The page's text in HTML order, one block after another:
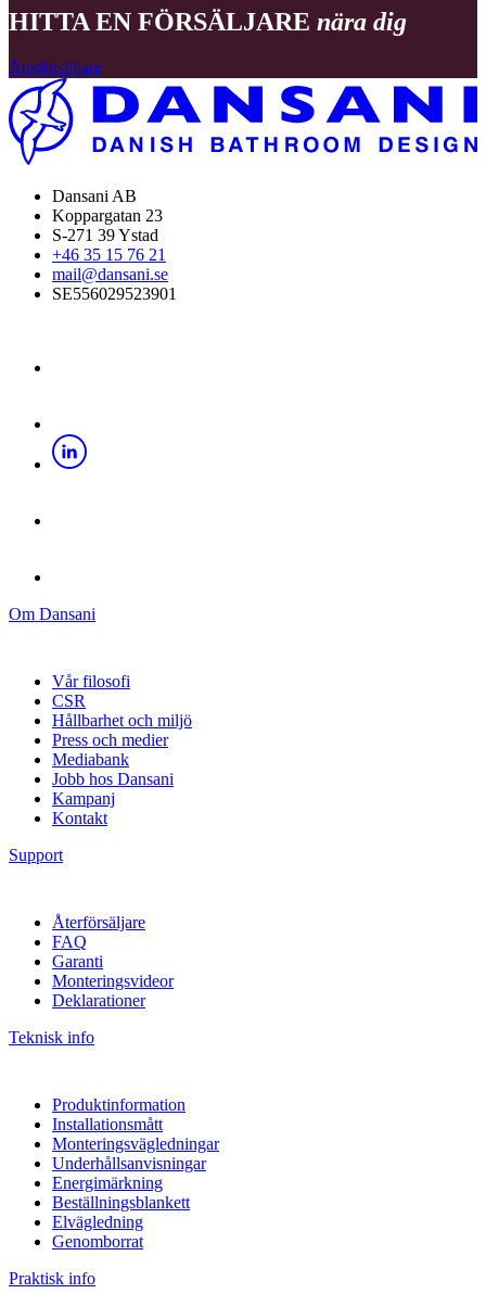
HITTA EN FÖRSÄLJARE nära dig
Återförsäljare
Dansani AB
Koppargatan 23
S-271 39 Ystad
+46 35 15 76 21
mail@dansani.se
SE556029523901
Om Dansani
Vår filosofi
CSR
Hållbarhet och miljö
Press och medier
Mediabank
Jobb hos Dansani
Kampanj
Kontakt
Support
Återförsäljare
FAQ
Garanti
Monteringsvideor
Deklarationer
Teknisk info
Produktinformation
Installationsmått
Monteringsvägledningar
Underhållsanvisningar
Energimärkning
Beställningsblankett
Elvägledning
Genomborrat
Praktisk info